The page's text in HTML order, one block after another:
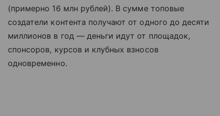
(примерно 16 млн рублей). В сумме топовые
создатели контента получают от одного до десяти
миллионов в год — деньги идут от площадок,
спонсоров, курсов и клубных взносов
одновременно.